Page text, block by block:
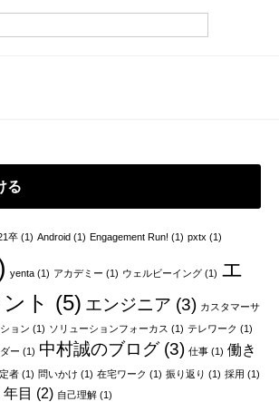
る
卒(1) Android(1) Engagement Run! (1) pxtx (1)
yenta(1) アカデミー (1) ウェルビーイング(1) エ
ト (5) エンジニア (3) カスタマーサ
ョン (1) ソリューションフォーカス (1) テレワーク (1)
ー (1) 中村誠のブログ(3) 仕事(1) 働き
者(1) 問いかけ (1) 在宅ワーク (1) 振り返り (1) 採用 (1)
目 (2) 自己理解(1)